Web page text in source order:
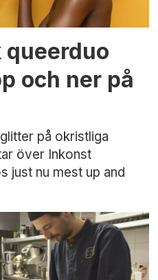
och ner på
på okristliga
över Inkonst
just nu mest up and